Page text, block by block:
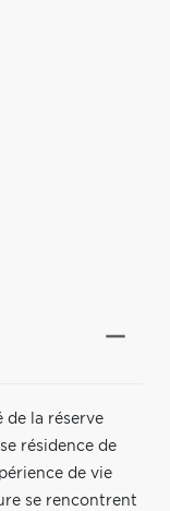
de la réserve
résidence de
de vie
se rencontrent